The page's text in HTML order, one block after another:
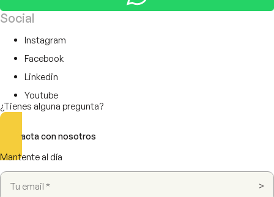
Social
Instagram
Facebook
Linkedin
Youtube
¿Tienes alguna pregunta?
Contacta con nosotros
Mantente al día